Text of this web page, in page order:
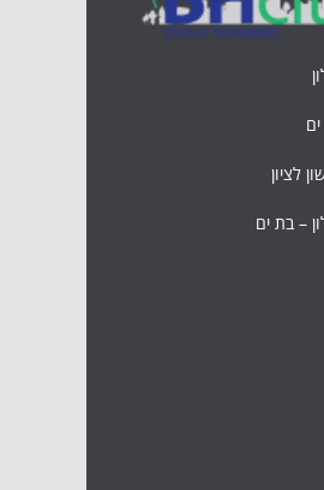
לציון
– בת ים